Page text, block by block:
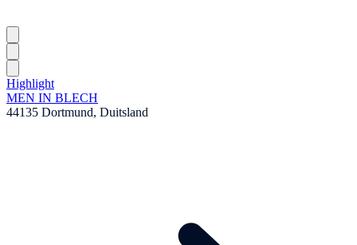
Highlight
MEN IN BLECH
44135 Dortmund, Duitsland